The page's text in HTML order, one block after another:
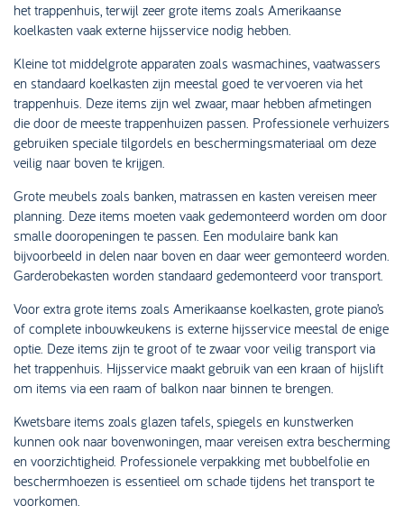
het trappenhuis, terwijl zeer grote items zoals Amerikaanse
koelkasten vaak externe hijsservice nodig hebben.
Kleine tot middelgrote apparaten zoals wasmachines, vaatwassers
en standaard koelkasten zijn meestal goed te vervoeren via het
trappenhuis. Deze items zijn wel zwaar, maar hebben afmetingen
die door de meeste trappenhuizen passen. Professionele verhuizers
gebruiken speciale tilgordels en beschermingsmateriaal om deze
veilig naar boven te krijgen.
Grote meubels zoals banken, matrassen en kasten vereisen meer
planning. Deze items moeten vaak gedemonteerd worden om door
smalle dooropeningen te passen. Een modulaire bank kan
bijvoorbeeld in delen naar boven en daar weer gemonteerd worden.
Garderobekasten worden standaard gedemonteerd voor transport.
Voor extra grote items zoals Amerikaanse koelkasten, grote piano’s
of complete inbouwkeukens is externe hijsservice meestal de enige
optie. Deze items zijn te groot of te zwaar voor veilig transport via
het trappenhuis. Hijsservice maakt gebruik van een kraan of hijslift
om items via een raam of balkon naar binnen te brengen.
Kwetsbare items zoals glazen tafels, spiegels en kunstwerken
kunnen ook naar bovenwoningen, maar vereisen extra bescherming
en voorzichtigheid. Professionele verpakking met bubbelfolie en
beschermhoezen is essentieel om schade tijdens het transport te
voorkomen.